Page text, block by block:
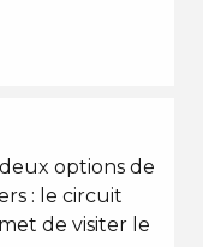
options de
: le circuit
de visiter le